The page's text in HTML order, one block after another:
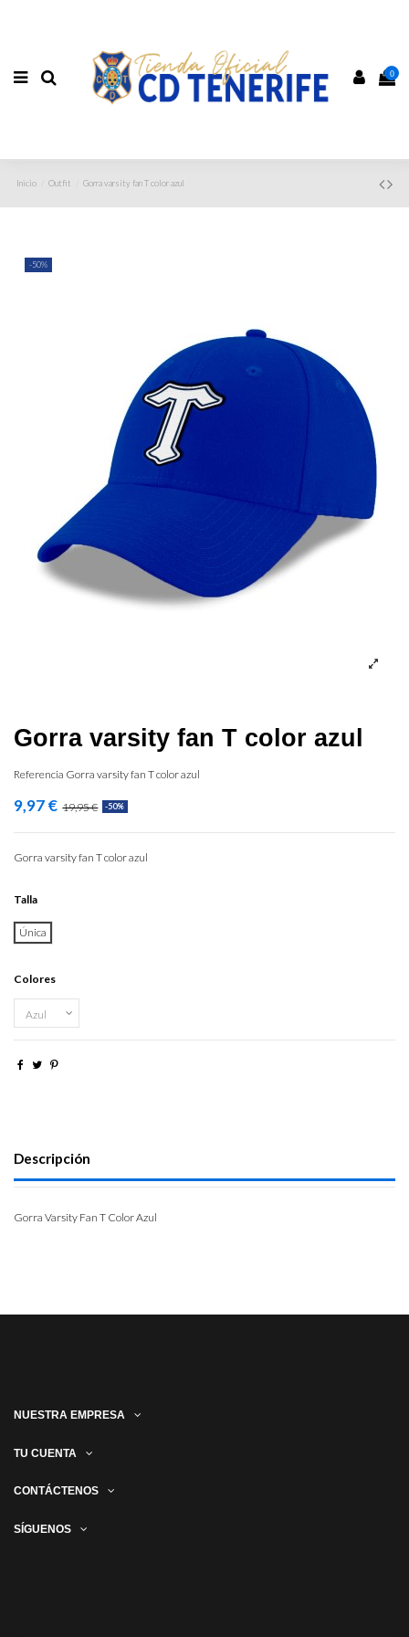
0
Inicio Outfit Gorra varsity fan T color azul
-50%
Gorra varsity fan T color azul
Referencia Gorra varsity fan T color azul
9,97 € 19,95 € -50%
Gorra varsity fan T color azul
Talla
Única
Colores
Descripción
Gorra Varsity Fan T Color Azul
NUESTRA EMPRESA
TU CUENTA
CONTÁCTENOS
SÍGUENOS